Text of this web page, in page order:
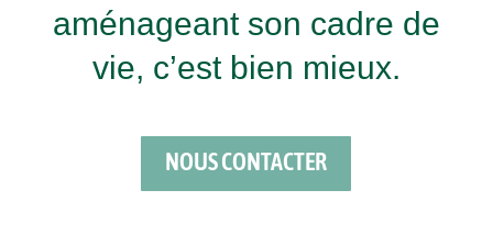
aménageant son cadre de
vie, c’est bien mieux.
NOUS CONTACTER